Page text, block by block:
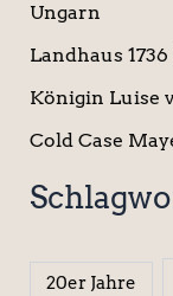
Ungarn
Landhaus
Königin Luise
Cold Case
20er Jahre